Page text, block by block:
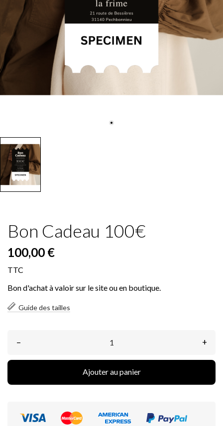
Bon Cadeau 100€
100,00 €
TTC
Bon d'achat à valoir sur le site ou en boutique.
Guide des tailles
– +
Ajouter au panier